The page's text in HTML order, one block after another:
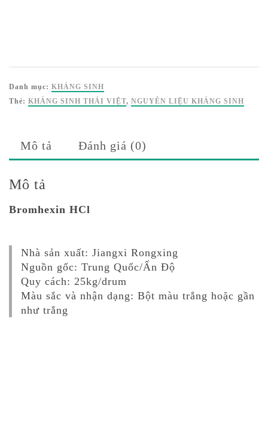
Danh mục: KHÁNG SINH
Thẻ: KHÁNG SINH THÁI VIỆT, NGUYÊN LIỆU KHÁNG SINH
Mô tả Đánh giá (0)
Mô tả
Bromhexin HCl
Nhà sản xuất: Jiangxi Rongxing
Nguồn gốc: Trung Quốc/Ấn Độ
Quy cách: 25kg/drum
Màu sắc và nhận dạng: Bột màu trắng hoặc gần
như trắng